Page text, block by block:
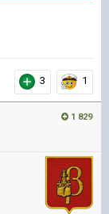
3 1
1 829